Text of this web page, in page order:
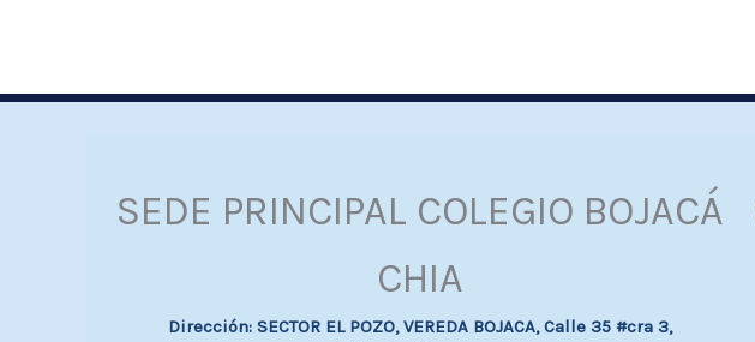
SEDE PRINCIPAL COLEGIO BOJACÁ
CHIA
Dirección: SECTOR EL POZO, VEREDA BOJACA, Calle 35 #cra 3,